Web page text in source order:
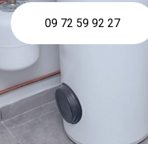
09 72 59 92 27